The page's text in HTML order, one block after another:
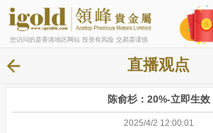
您访问的是香港地区网站 投资有风险 交易需谨慎
直播观点
陈俞杉：20%-立即生效
2025/4/2 12:00:01